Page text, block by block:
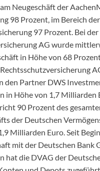
Neugeschäft der
98 Prozent, im Bereich der
97 Prozent. Bei
AG wurde
in Höhe von 68
den Partner DWS
in Höhe von 1,7
90 Prozent des
der Deutschen
Milliarden Euro. Seit
mit der Deutschen Bank
hat die DVAG der